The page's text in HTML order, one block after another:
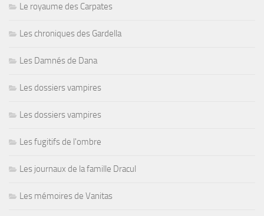
Le royaume des Carpates
Les chroniques des Gardella
Les Damnés de Dana
Les dossiers vampires
Les dossiers vampires
Les fugitifs de l'ombre
Les journaux de la famille Dracul
Les mémoires de Vanitas